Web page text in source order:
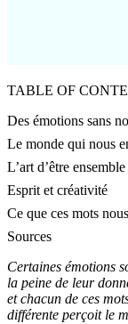
TABLE OF
Des émotions sans
Le monde qui nous
L’art d’être ensemble
Esprit et créativité
Ce que ces mots
Sources
Certaines émotions
la peine de leur
et chacun de ces
différente perçoit le